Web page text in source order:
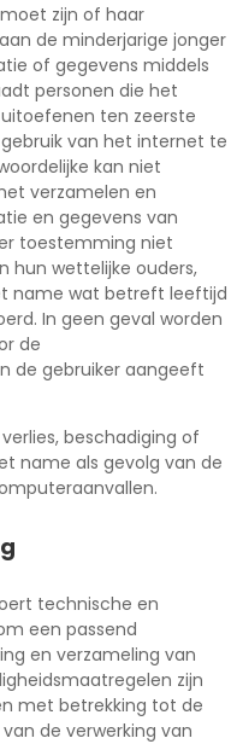
zijn of haar
de minderjarige jonger
of gegevens middels
personen die het
ten zeerste
van het internet te
kan niet
verzamelen en
en gegevens van
toestemming niet
hun wettelijke ouders,
name wat betreft leeftijd
In geen geval worden
de
de gebruiker aangeeft
beschadiging of
name als gevolg van de
technische en
een passend
en verzameling van
zijn
met betrekking tot de
de verwerking van